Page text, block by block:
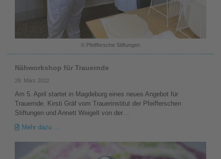
© Pfeiffersche Stiftungen
Nähworkshop für Trauernde
28. März 2022
Am 5. April startet in Magdeburg eines neues Angebot für
Trauernde. Kirsti Gräf vom Trauerinstitut der Pfeifferschen
Stiftungen und Annett Weigelt von der…
Mehr dazu ...